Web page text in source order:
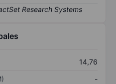
14,76
-